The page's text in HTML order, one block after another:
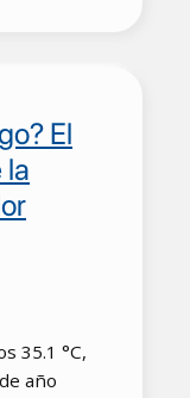
El
la
35.1 °C,
año